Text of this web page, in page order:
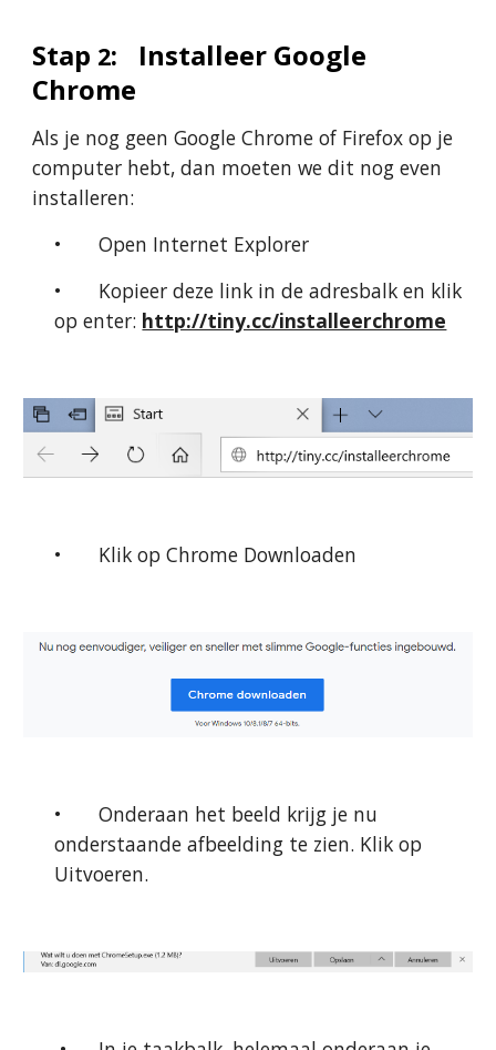
Stap 2:
Installeer Google
Chrome
Als je nog geen Google Chrome of Firefox op je
computer hebt, dan moeten we dit nog even
installeren:
•
Open Internet Explorer
•
Kopieer deze link in de adresbalk en klik
op enter: http://tiny.cc/installeerchrome
• Klik op Chrome Downloaden
•
Onderaan het beeld krijg je nu
onderstaande afbeelding te zien. Klik op
Uitvoeren.